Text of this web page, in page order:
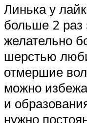
Линька у
больше 2 раз
желательно
шерстью
отмершие
можно
и
нужно